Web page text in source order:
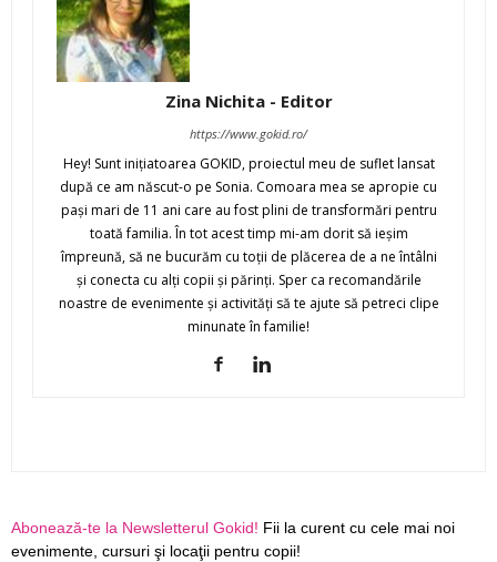
Zina Nichita - Editor
https://www.gokid.ro/
Hey! Sunt iniţiatoarea GOKID, proiectul meu de suflet lansat
după ce am născut-o pe Sonia. Comoara mea se apropie cu
paşi mari de 11 ani care au fost plini de transformări pentru
toată familia. În tot acest timp mi-am dorit să ieşim
împreună, să ne bucurăm cu toţii de plăcerea de a ne întâlni
şi conecta cu alţi copii şi părinţi. Sper ca recomandările
noastre de evenimente şi activităţi să te ajute să petreci clipe
minunate în familie!
Abonează-te la Newsletterul Gokid! Fii la curent cu cele mai noi
evenimente, cursuri şi locaţii pentru copii!